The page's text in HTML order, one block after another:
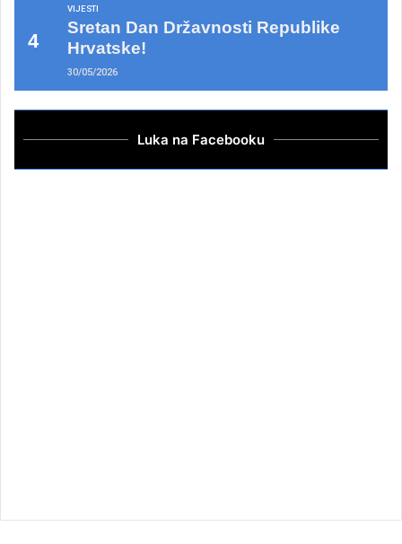
VIJESTI
Sretan Dan Državnosti Republike
Hrvatske!
30/05/2026
Luka na Facebooku